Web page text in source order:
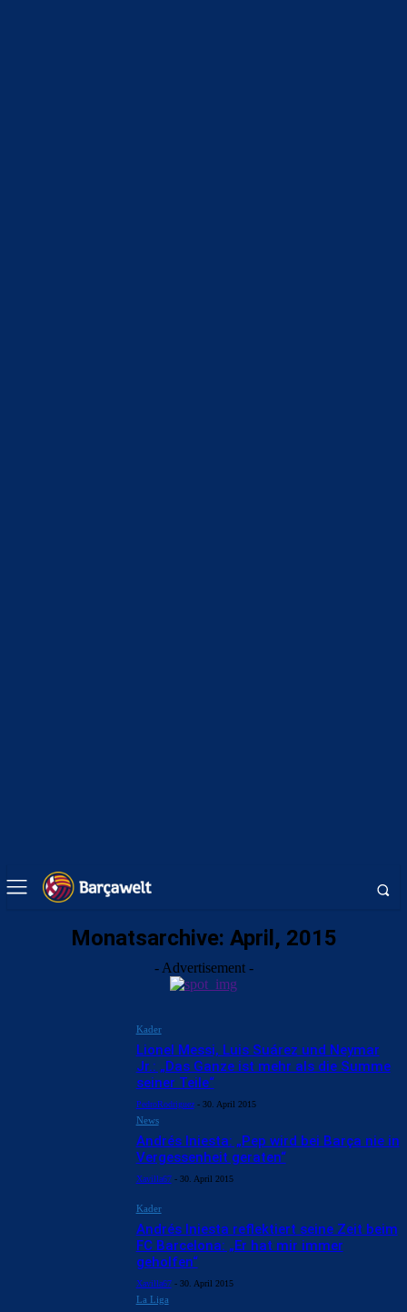
Monatsarchive: April, 2015
- Advertisement -
Kader
Lionel Messi, Luis Suárez und Neymar
Jr.: „Das Ganze ist mehr als die Summe
seiner Teile“
PedroRodriguez - 30. April 2015
News
Andrés Iniesta: „Pep wird bei Barça nie in
Vergessenheit geraten“
Xavilla67 - 30. April 2015
Kader
Andrés Iniesta reflektiert seine Zeit beim
FC Barcelona: „Er hat mir immer
geholfen“
Xavilla67 - 30. April 2015
La Liga